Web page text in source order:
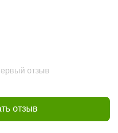
отзыв
отзыв